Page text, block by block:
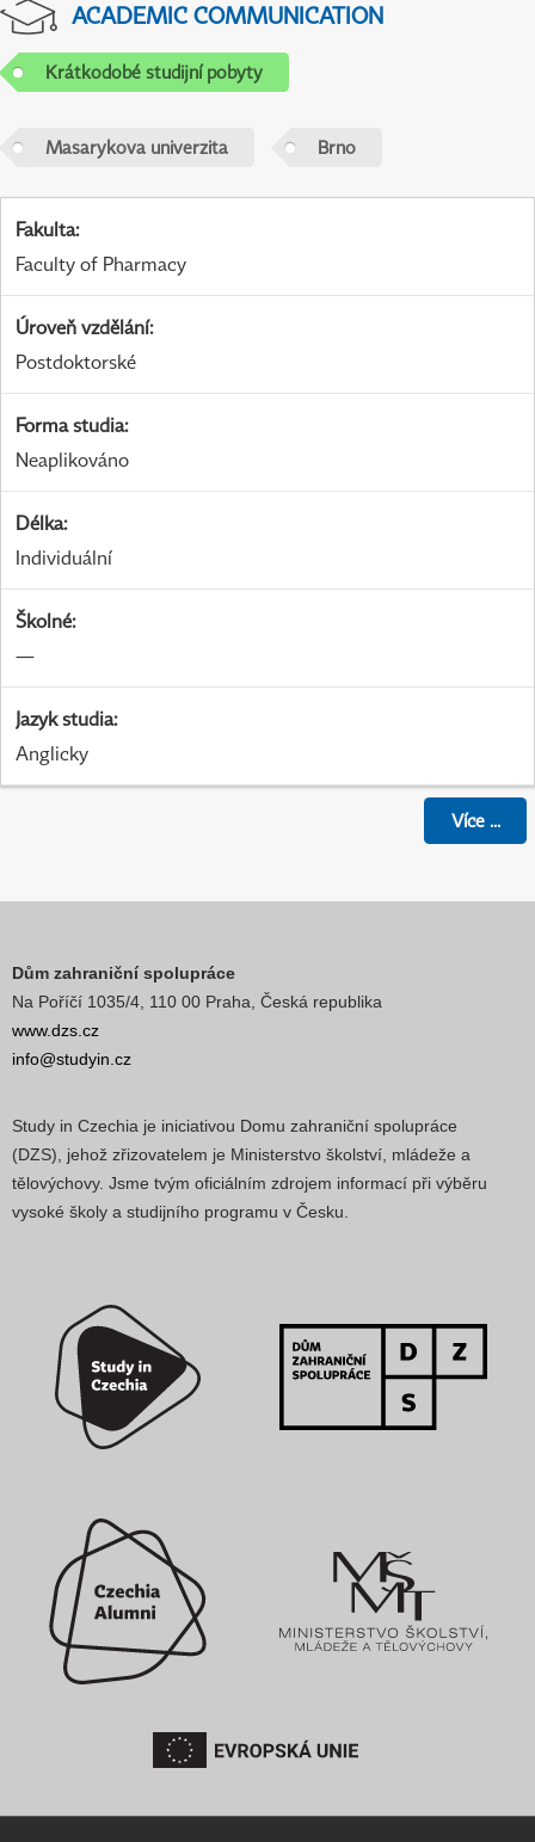
ACADEMIC COMMUNICATION
Krátkodobé studijní pobyty
Masarykova univerzita Brno
Fakulta:
Faculty of Pharmacy
Úroveň vzdělání:
Postdoktorské
Forma studia:
Neaplikováno
Délka:
Individuální
Školné:
—
Jazyk studia:
Anglicky
Více...
Dům zahraniční spolupráce
Na Poříčí 1035/4, 110 00 Praha, Česká republika
www.dzs.cz
info@studyin.cz
Study in Czechia je iniciativou Domu zahraniční spolupráce
(DZS), jehož zřizovatelem je Ministerstvo školství, mládeže a
tělovýchovy. Jsme tvým oficiálním zdrojem informací při výběru
vysoké školy a studijního programu v Česku.